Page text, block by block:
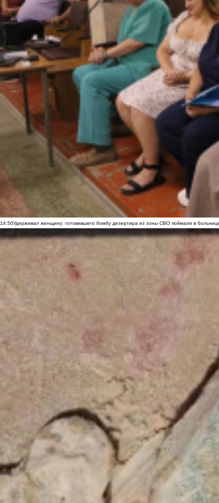
14:50Удерживал женщину: готовившего бомбу дезертира из зоны СВО поймали в